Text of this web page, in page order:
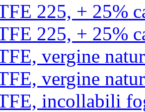
225, + 25%
225, + 25%
vergine
vergine
incollabili